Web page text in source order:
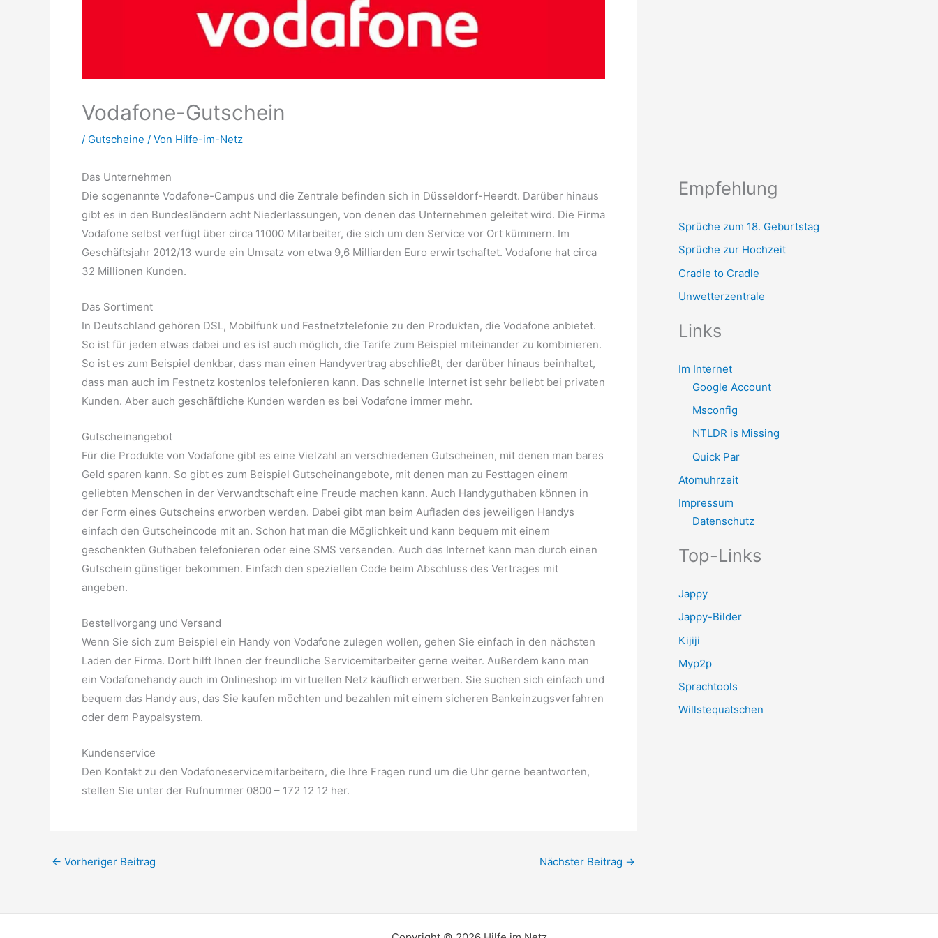
Vodafone-Gutschein
/ Gutscheine / Von Hilfe-im-Netz
Das Unternehmen
Die sogenannte Vodafone-Campus und die Zentrale befinden sich in Düsseldorf-Heerdt. Darüber hinaus
gibt es in den Bundesländern acht Niederlassungen, von denen das Unternehmen geleitet wird. Die Firma
Vodafone selbst verfügt über circa 11000 Mitarbeiter, die sich um den Service vor Ort kümmern. Im
Geschäftsjahr 2012/13 wurde ein Umsatz von etwa 9,6 Milliarden Euro erwirtschaftet. Vodafone hat circa
32 Millionen Kunden.
Das Sortiment
In Deutschland gehören DSL, Mobilfunk und Festnetztelefonie zu den Produkten, die Vodafone anbietet.
So ist für jeden etwas dabei und es ist auch möglich, die Tarife zum Beispiel miteinander zu kombinieren.
So ist es zum Beispiel denkbar, dass man einen Handyvertrag abschließt, der darüber hinaus beinhaltet,
dass man auch im Festnetz kostenlos telefonieren kann. Das schnelle Internet ist sehr beliebt bei privaten
Kunden. Aber auch geschäftliche Kunden werden es bei Vodafone immer mehr.
Gutscheinangebot
Für die Produkte von Vodafone gibt es eine Vielzahl an verschiedenen Gutscheinen, mit denen man bares
Geld sparen kann. So gibt es zum Beispiel Gutscheinangebote, mit denen man zu Festtagen einem
geliebten Menschen in der Verwandtschaft eine Freude machen kann. Auch Handyguthaben können in
der Form eines Gutscheins erworben werden. Dabei gibt man beim Aufladen des jeweiligen Handys
einfach den Gutscheincode mit an. Schon hat man die Möglichkeit und kann bequem mit einem
geschenkten Guthaben telefonieren oder eine SMS versenden. Auch das Internet kann man durch einen
Gutschein günstiger bekommen. Einfach den speziellen Code beim Abschluss des Vertrages mit
angeben.
Bestellvorgang und Versand
Wenn Sie sich zum Beispiel ein Handy von Vodafone zulegen wollen, gehen Sie einfach in den nächsten
Laden der Firma. Dort hilft Ihnen der freundliche Servicemitarbeiter gerne weiter. Außerdem kann man
ein Vodafonehandy auch im Onlineshop im virtuellen Netz käuflich erwerben. Sie suchen sich einfach und
bequem das Handy aus, das Sie kaufen möchten und bezahlen mit einem sicheren Bankeinzugsverfahren
oder dem Paypalsystem.
Kundenservice
Den Kontakt zu den Vodafoneservicemitarbeitern, die Ihre Fragen rund um die Uhr gerne beantworten,
stellen Sie unter der Rufnummer 0800 – 172 12 12 her.
← Vorheriger Beitrag Nächster Beitrag →
Empfehlung
Sprüche zum 18. Geburtstag
Sprüche zur Hochzeit
Cradle to Cradle
Unwetterzentrale
Links
Im Internet
Google Account
Msconfig
NTLDR is Missing
Quick Par
Atomuhrzeit
Impressum
Datenschutz
Top-Links
Jappy
Jappy-Bilder
Kijiji
Myp2p
Sprachtools
Willstequatschen